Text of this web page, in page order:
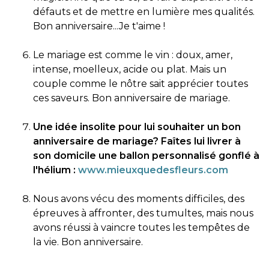
défauts et de mettre en lumière mes qualités.
Bon anniversaire...Je t'aime !
Le mariage est comme le vin : doux, amer,
intense, moelleux, acide ou plat. Mais un
couple comme le nôtre sait apprécier toutes
ces saveurs. Bon anniversaire de mariage.
Une idée insolite pour lui souhaiter un bon
anniversaire de mariage? Faîtes lui livrer à
son domicile une ballon personnalisé gonflé à
l'hélium : www.mieuxquedesfleurs.com
Nous avons vécu des moments difficiles, des
épreuves à affronter, des tumultes, mais nous
avons réussi à vaincre toutes les tempêtes de
la vie. Bon anniversaire.